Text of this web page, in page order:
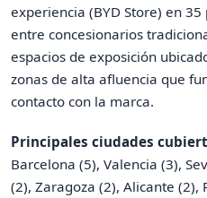
experiencia (BYD Store) en
entre concesionarios
espacios de exposición
zonas de alta afluencia que
contacto con la marca.
Principales ciudades
Barcelona (5), Valencia (3),
(2), Zaragoza (2), Alicante (2),